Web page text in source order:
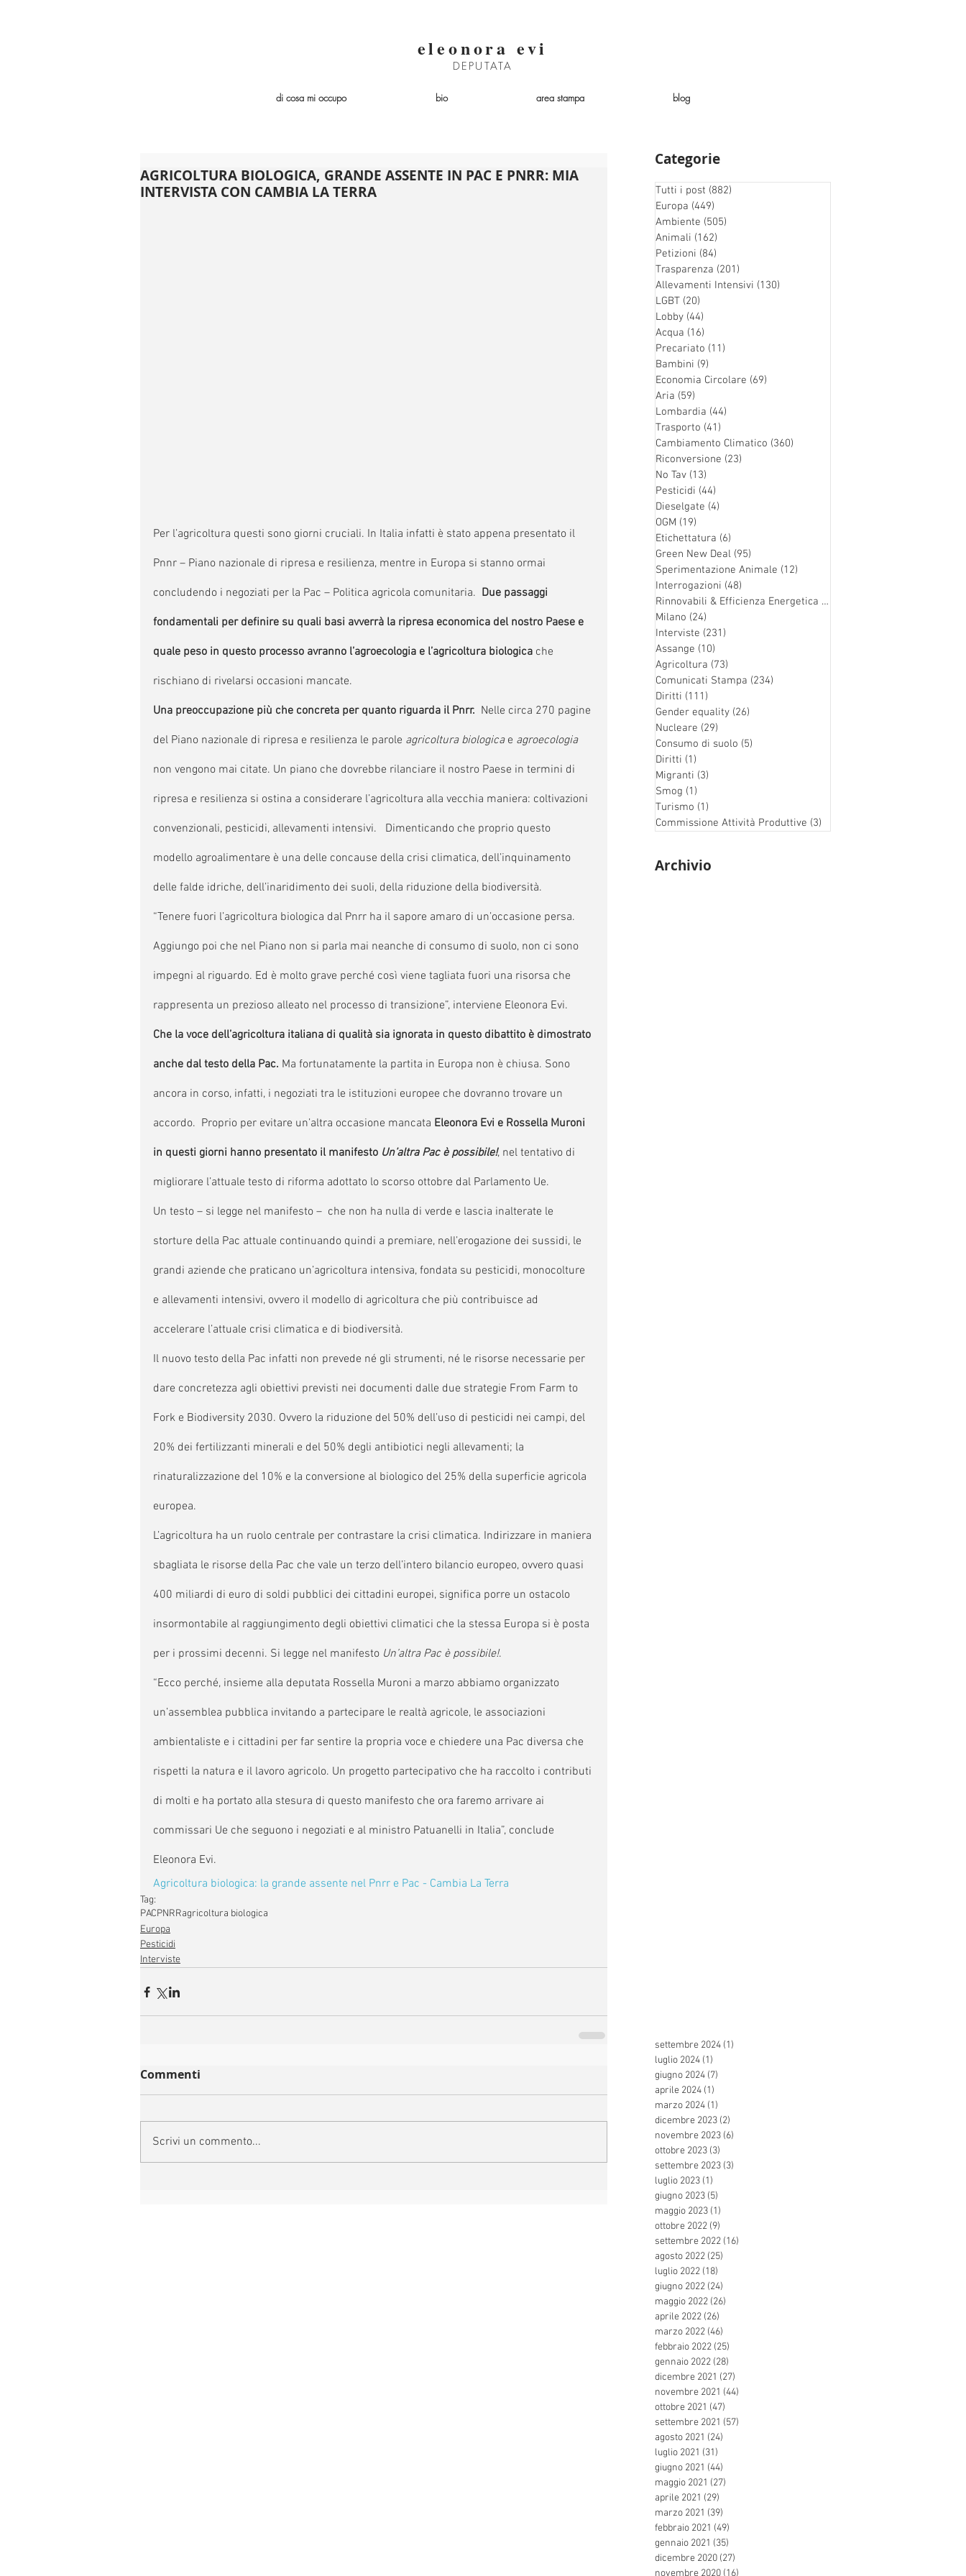
eleonora evi
DEPUTATA
di cosa mi occupo bio area stampa blog
AGRICOLTURA BIOLOGICA, GRANDE ASSENTE IN PAC E PNRR: MIA
INTERVISTA CON CAMBIA LA TERRA
Per l’agricoltura questi sono giorni cruciali. In Italia infatti è stato appena presentato il
Pnnr – Piano nazionale di ripresa e resilienza, mentre in Europa si stanno ormai
concludendo i negoziati per la Pac – Politica agricola comunitaria. Due passaggi
fondamentali per definire su quali basi avverrà la ripresa economica del nostro Paese e
quale peso in questo processo avranno l’agroecologia e l’agricoltura biologica che
rischiano di rivelarsi occasioni mancate.
Una preoccupazione più che concreta per quanto riguarda il Pnrr.
  Nelle circa 270 pagine
del Piano nazionale di ripresa e resilienza le parole agricoltura biologica e agroecologia
non vengono mai citate. Un piano che dovrebbe rilanciare il nostro Paese in termini di
ripresa e resilienza si ostina a considerare l’agricoltura alla vecchia maniera: coltivazioni
convenzionali, pesticidi, allevamenti intensivi.   Dimenticando che proprio questo
modello agroalimentare è una delle concause della crisi climatica, dell’inquinamento
delle falde idriche, dell’inaridimento dei suoli, della riduzione della biodiversità.
“Tenere fuori l’agricoltura biologica dal Pnrr ha il sapore amaro di un’occasione persa.
Aggiungo poi che nel Piano non si parla mai neanche di consumo di suolo, non ci sono
impegni al riguardo. Ed è molto grave perché così viene tagliata fuori una risorsa che
rappresenta un prezioso alleato nel processo di transizione”, interviene Eleonora Evi.
Che la voce dell’agricoltura italiana di qualità sia ignorata in questo dibattito è dimostrato
anche dal testo della Pac. Ma fortunatamente la partita in Europa non è chiusa. Sono
ancora in corso, infatti, i negoziati tra le istituzioni europee che dovranno trovare un
accordo.  Proprio per evitare un’altra occasione mancata Eleonora Evi e Rossella Muroni
in questi giorni hanno presentato il manifesto Un’altra Pac è possibile!, nel tentativo di
migliorare l’attuale testo di riforma adottato lo scorso ottobre dal Parlamento Ue.
Un testo – si legge nel manifesto –  che non ha nulla di verde e lascia inalterate le
storture della Pac attuale continuando quindi a premiare, nell’erogazione dei sussidi, le
grandi aziende che praticano un’agricoltura intensiva, fondata su pesticidi, monocolture
e allevamenti intensivi, ovvero il modello di agricoltura che più contribuisce ad
accelerare l’attuale crisi climatica e di biodiversità.
Il nuovo testo della Pac infatti non prevede né gli strumenti, né le risorse necessarie per
dare concretezza agli obiettivi previsti nei documenti dalle due strategie From Farm to
Fork e Biodiversity 2030. Ovvero la riduzione del 50% dell’uso di pesticidi nei campi, del
20% dei fertilizzanti minerali e del 50% degli antibiotici negli allevamenti; la
rinaturalizzazione del 10% e la conversione al biologico del 25% della superficie agricola
europea.
L’agricoltura ha un ruolo centrale per contrastare la crisi climatica. Indirizzare in maniera
sbagliata le risorse della Pac che vale un terzo dell’intero bilancio europeo, ovvero quasi
400 miliardi di euro di soldi pubblici dei cittadini europei, significa porre un ostacolo
insormontabile al raggiungimento degli obiettivi climatici che la stessa Europa si è posta
per i prossimi decenni. Si legge nel manifesto Un’altra Pac è possibile!.
“Ecco perché, insieme alla deputata Rossella Muroni a marzo abbiamo organizzato
un’assemblea pubblica invitando a partecipare le realtà agricole, le associazioni
ambientaliste e i cittadini per far sentire la propria voce e chiedere una Pac diversa che
rispetti la natura e il lavoro agricolo. Un progetto partecipativo che ha raccolto i contributi
di molti e ha portato alla stesura di questo manifesto che ora faremo arrivare ai
commissari Ue che seguono i negoziati e al ministro Patuanelli in Italia”, conclude
Eleonora Evi.
Agricoltura biologica: la grande assente nel Pnrr e Pac - Cambia La Terra
Tag:
PACPNRRagricoltura biologica
Europa
Pesticidi
Interviste
Commenti
Scrivi un commento...
Categorie
Tutti i post (882)
Europa (449)
Ambiente (505)
Animali (162)
Petizioni (84)
Trasparenza (201)
Allevamenti Intensivi (130)
LGBT (20)
Lobby (44)
Acqua (16)
Precariato (11)
Bambini (9)
Economia Circolare (69)
Aria (59)
Lombardia (44)
Trasporto (41)
Cambiamento Climatico (360)
Riconversione (23)
No Tav (13)
Pesticidi (44)
Dieselgate (4)
OGM (19)
Etichettatura (6)
Green New Deal (95)
Sperimentazione Animale (12)
Interrogazioni (48)
Rinnovabili & Efficienza Energetica (126)
Milano (24)
Interviste (231)
Assange (10)
Agricoltura (73)
Comunicati Stampa (234)
Diritti (111)
Gender equality (26)
Nucleare (29)
Consumo di suolo (5)
Diritti (1)
Migranti (3)
Smog (1)
Turismo (1)
Commissione Attività Produttive (3)
Archivio
settembre 2024 (1)
luglio 2024 (1)
giugno 2024 (7)
aprile 2024 (1)
marzo 2024 (1)
dicembre 2023 (2)
novembre 2023 (6)
ottobre 2023 (3)
settembre 2023 (3)
luglio 2023 (1)
giugno 2023 (5)
maggio 2023 (1)
ottobre 2022 (9)
settembre 2022 (16)
agosto 2022 (25)
luglio 2022 (18)
giugno 2022 (24)
maggio 2022 (26)
aprile 2022 (26)
marzo 2022 (46)
febbraio 2022 (25)
gennaio 2022 (28)
dicembre 2021 (27)
novembre 2021 (44)
ottobre 2021 (47)
settembre 2021 (57)
agosto 2021 (24)
luglio 2021 (31)
giugno 2021 (44)
maggio 2021 (27)
aprile 2021 (29)
marzo 2021 (39)
febbraio 2021 (49)
gennaio 2021 (35)
dicembre 2020 (27)